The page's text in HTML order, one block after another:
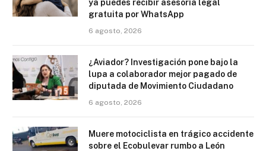
ya puedes recibir asesoría legal
gratuita por WhatsApp
6 agosto, 2026
¿Aviador? Investigación pone bajo la
lupa a colaborador mejor pagado de
diputada de Movimiento Ciudadano
6 agosto, 2026
Muere motociclista en trágico accidente
sobre el Ecobulevar rumbo a León